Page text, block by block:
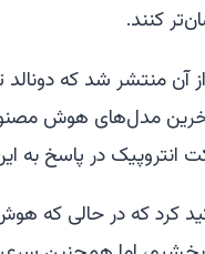
کنند.
آن منتشر شد که دونالد
در پاسخ به
کرد که در حالی